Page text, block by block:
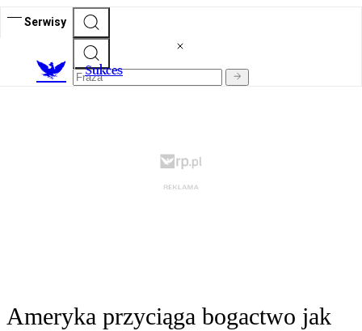
Serwisy
Sukces
Ameryka przyciąga bogactwo jak